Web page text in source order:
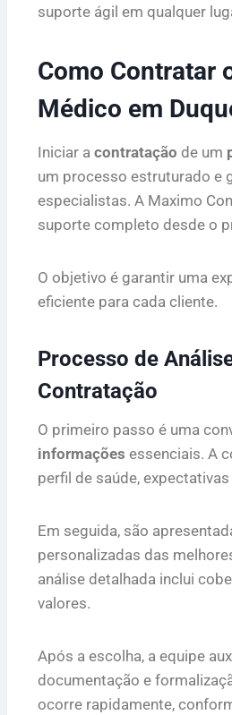
suporte ágil em qualquer
Como Contratar
Médico em
Iniciar a contratação de um
um processo estruturado e
especialistas. A Maximo
suporte completo desde o
O objetivo é garantir uma
eficiente para cada cliente.
Processo de
Contratação
O primeiro passo é uma
informações essenciais. A
perfil de saúde,
Em seguida, são
personalizadas das
análise detalhada inclui
valores.
Após a escolha, a equipe
documentação e
ocorre rapidamente,